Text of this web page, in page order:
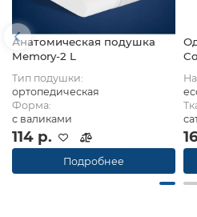
Анатомическая подушка
Memory-2 L
Тип подушки:
ортопедическая
Форма:
с валиками
114 р.
Подробнее